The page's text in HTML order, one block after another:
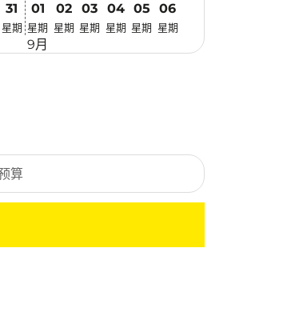
31
星期
01
星期
9月
02
星期
03
星期
04
星期
05
星期
06
星期